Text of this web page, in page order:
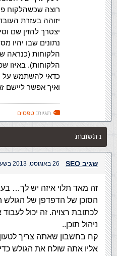
רוצה שכשהלקוח
יזוהה בעזרת
יצטרך להזין שם
נתונים שבו יהיו
הלקוחות (כנראה
הלקוחות). באיזו
כדאי להשתמש על
ואיך אפשר ליישם
תגיות: טפסים
1 תשובות
שגיב SEO 26 באוגוסט, 2013 בשעה 1:14 am
זה מאד תלוי איזה יש לך…
הסוכן של הדפדפן של הגולש
ניהול תוכן..
קח בחשבון שאתה צריך
אליו אתה שולח את הגולש